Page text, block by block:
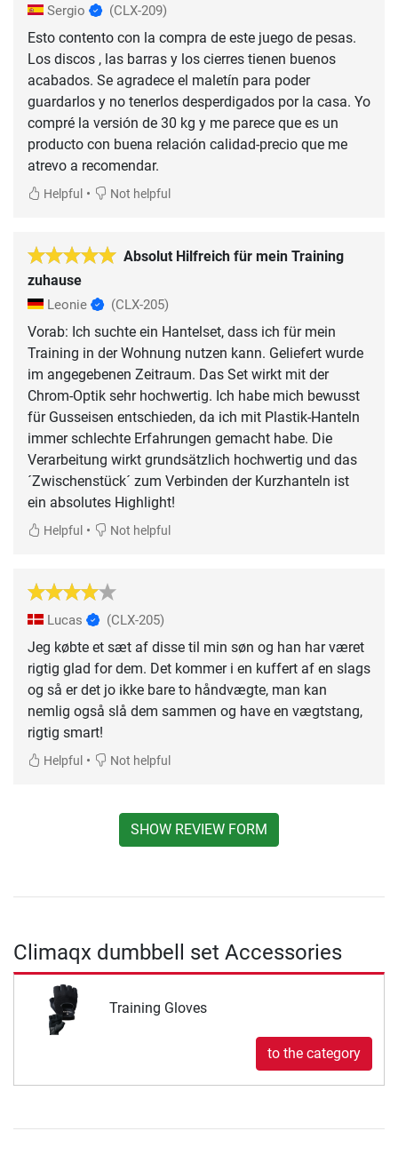
Sergio (CLX-209)
Esto contento con la compra de este juego de pesas.
Los discos , las barras y los cierres tienen buenos
acabados. Se agradece el maletín para poder
guardarlos y no tenerlos desperdigados por la casa. Yo
compré la versión de 30 kg y me parece que es un
producto con buena relación calidad-precio que me
atrevo a recomendar.
Helpful • Not helpful
Absolut Hilfreich für mein Training
zuhause
Leonie (CLX-205)
Vorab: Ich suchte ein Hantelset, dass ich für mein
Training in der Wohnung nutzen kann. Geliefert wurde
im angegebenen Zeitraum. Das Set wirkt mit der
Chrom-Optik sehr hochwertig. Ich habe mich bewusst
für Gusseisen entschieden, da ich mit Plastik-Hanteln
immer schlechte Erfahrungen gemacht habe. Die
Verarbeitung wirkt grundsätzlich hochwertig und das
´Zwischenstück´ zum Verbinden der Kurzhanteln ist
ein absolutes Highlight!
Helpful • Not helpful
Lucas (CLX-205)
Jeg købte et sæt af disse til min søn og han har været
rigtig glad for dem. Det kommer i en kuffert af en slags
og så er det jo ikke bare to håndvægte, man kan
nemlig også slå dem sammen og have en vægtstang,
rigtig smart!
Helpful • Not helpful
SHOW REVIEW FORM
Climaqx dumbbell set Accessories
Training Gloves
to the category